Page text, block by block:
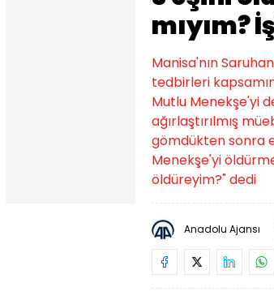
mıyım?
Manisa'nın
tedbirleri
Mutlu Menekşe'yi
ağırlaştırılmış
gömdükten sonra
Menekşe'yi
öldüreyim?" dedi
Anadolu Ajansı